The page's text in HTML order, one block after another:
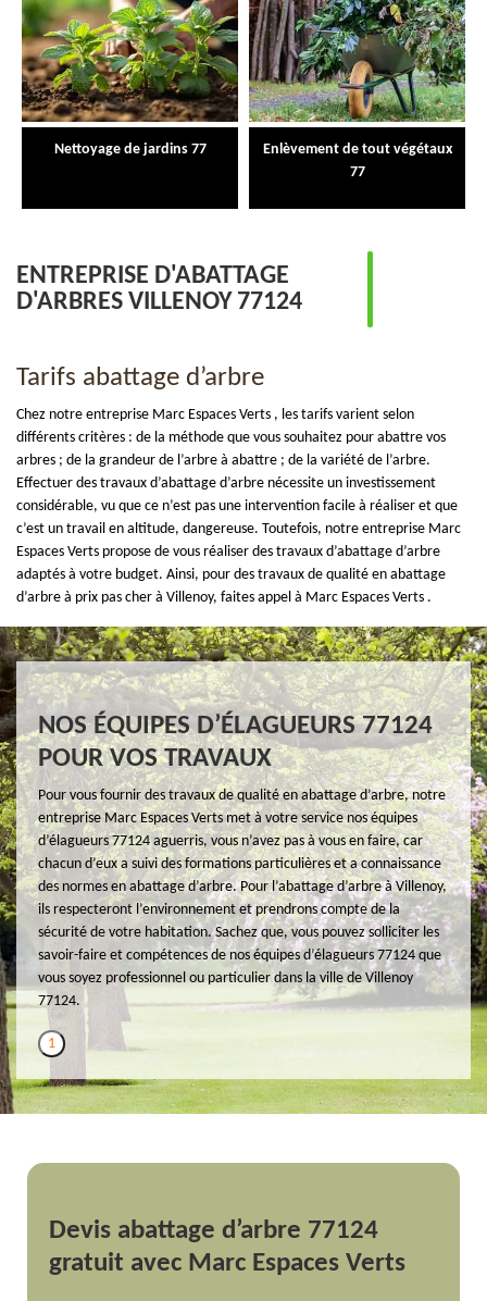
Nettoyage de jardins 77
Enlèvement de tout végétaux
77
ENTREPRISE D'ABATTAGE
D'ARBRES VILLENOY 77124
Tarifs abattage d’arbre
Chez notre entreprise Marc Espaces Verts , les tarifs varient selon
différents critères : de la méthode que vous souhaitez pour abattre vos
arbres ; de la grandeur de l’arbre à abattre ; de la variété de l’arbre.
Effectuer des travaux d’abattage d’arbre nécessite un investissement
considérable, vu que ce n’est pas une intervention facile à réaliser et que
c’est un travail en altitude, dangereuse. Toutefois, notre entreprise Marc
Espaces Verts propose de vous réaliser des travaux d’abattage d’arbre
adaptés à votre budget. Ainsi, pour des travaux de qualité en abattage
d’arbre à prix pas cher à Villenoy, faites appel à Marc Espaces Verts .
NOS ÉQUIPES D’ÉLAGUEURS 77124
POUR VOS TRAVAUX
Pour vous fournir des travaux de qualité en abattage d’arbre, notre
entreprise Marc Espaces Verts met à votre service nos équipes
d’élagueurs 77124 aguerris, vous n’avez pas à vous en faire, car
chacun d’eux a suivi des formations particulières et a connaissance
des normes en abattage d’arbre. Pour l’abattage d’arbre à Villenoy,
ils respecteront l’environnement et prendrons compte de la
sécurité de votre habitation. Sachez que, vous pouvez solliciter les
savoir-faire et compétences de nos équipes d’élagueurs 77124 que
vous soyez professionnel ou particulier dans la ville de Villenoy
77124.
1
Devis abattage d’arbre 77124
gratuit avec Marc Espaces Verts